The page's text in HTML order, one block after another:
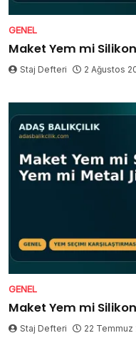
GENEL
Maket Yem mi
Staj Defteri 2 Ağustos
GENEL
Maket Yem mi
Staj Defteri 22 Temmuz